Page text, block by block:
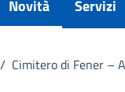
Novità Servizi
/ Cimitero di Fener –